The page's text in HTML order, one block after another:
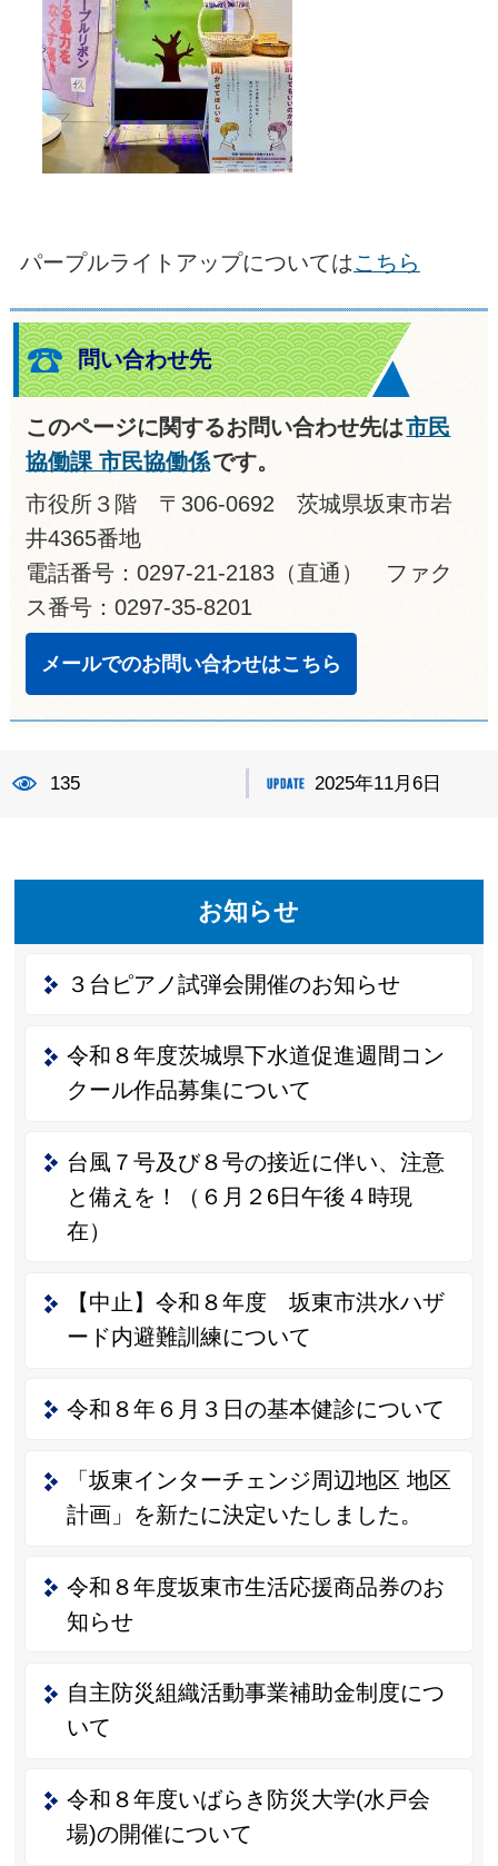
パープルライトアップについてはこちら
問い合わせ先
このページに関するお問い合わせ先は市民
協働課 市民協働係です。
市役所３階 〒306-0692 茨城県坂東市岩
井4365番地
電話番号：0297-21-2183（直通） ファク
ス番号：0297-35-8201
メールでのお問い合わせはこちら
135 2025年11月6日
お知らせ
３台ピアノ試弾会開催のお知らせ
令和８年度茨城県下水道促進週間コン
クール作品募集について
台風７号及び８号の接近に伴い、注意
と備えを！（６月２6日午後４時現
在）
【中止】令和８年度 坂東市洪水ハザ
ード内避難訓練について
令和８年６月３日の基本健診について
「坂東インターチェンジ周辺地区 地区
計画」を新たに決定いたしました。
令和８年度坂東市生活応援商品券のお
知らせ
自主防災組織活動事業補助金制度につ
いて
令和８年度いばらき防災大学(水戸会
場)の開催について